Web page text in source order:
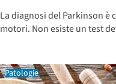
La diagnosi del Parkinson è
motori. Non esiste un test
Patologie